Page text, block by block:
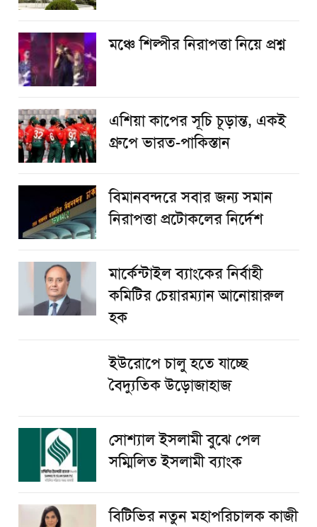
​মঞ্চে শিল্পীর নিরাপত্তা নিয়ে প্রশ্ন
এশিয়া কাপের সূচি চূড়ান্ত, একই
গ্রুপে ভারত-পাকিস্তান
বিমানবন্দরে সবার জন্য সমান
নিরাপত্তা প্রটোকলের নির্দেশ
মার্কেন্টাইল ব্যাংকের নির্বাহী
কমিটির চেয়ারম্যান আনোয়ারুল
হক
ইউরোপে চালু হতে যাচ্ছে
বৈদ্যুতিক উড়োজাহাজ
সোশ্যাল ইসলামী বুঝে পেল
সম্মিলিত ইসলামী ব্যাংক
বিটিভির নতুন মহাপরিচালক কাজী